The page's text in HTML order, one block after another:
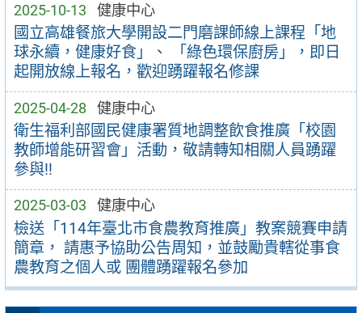
2025-10-13 健康中心
國立高雄餐旅大學開設二門磨課師線上課程「地
球永續，健康好食」、 「綠色環保廚房」，即日
起開放線上報名，歡迎踴躍報名修課
2025-04-28 健康中心
衛生福利部國民健康署質地調整飲食推廣「校園
教師增能研習會」活動，敬請轉知相關人員踴躍
參與!!
2025-03-03 健康中心
檢送「114年臺北市食農教育推廣」教案競賽申請
簡章， 請惠予協助公告周知，並鼓勵貴轄從事食
農教育之個人或 團體踴躍報名參加